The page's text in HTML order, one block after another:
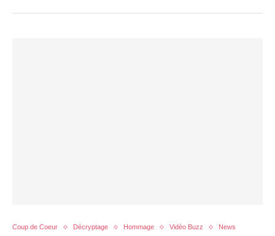
Coup de Coeur Décryptage Hommage Vidéo Buzz News